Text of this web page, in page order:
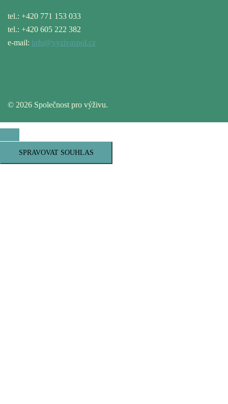
tel.: +420 771 153 033
tel.: +420 605 222 382
e-mail: info@vyzivaspol.cz
© 2026 Společnost pro výživu.
SPRAVOVAT SOUHLAS